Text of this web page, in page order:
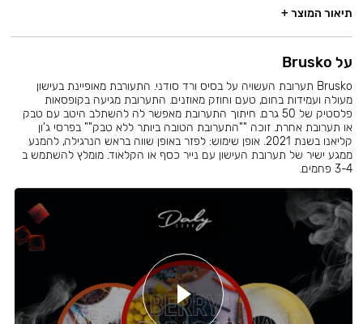
תיאור המוצר +
על Brusko
Brusko תערובת העשויה על בסיס ורד סודני. התעורבת מאופיינת בעישון
מעולה ועמידות בחום, טעם וחוזק מאוזנים. התערובת מגיעה בקופסאות
פלסטיק של 50 גרם. חיתוך התערובת מאפשר לה להשתלב היטב עם טבק
או תערובת אחרת. זוכה ""התערובת הטובה ביותר ללא טבק"" בפרסי ג'ון
קליאנו בשנת 2021. אופן שימוש: לפזר באופן שווה בראש הנרגילה, להמנע
ממגע ישיר של תערובת העישון עם נייר כסף או הקלאוד. מומלץ להשתמש ב
3-4 פחמים.